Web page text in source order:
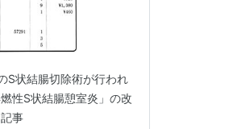
S状結腸切除術が行われ
性S状結腸憩室炎」の改
事